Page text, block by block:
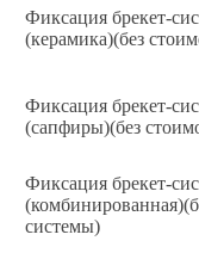
Фиксация брекет-
(керамика)(без
Фиксация брекет-
(сапфиры)(без
Фиксация брекет-
системы)